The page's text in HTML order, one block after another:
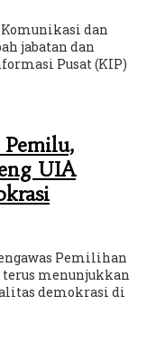
dan
jabatan dan
Pusat (KIP)
UIA
Pemilihan
menunjukkan
demokrasi di